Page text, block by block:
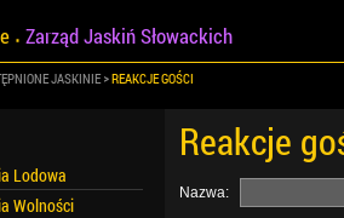
Zarząd Jaskiń Słowackich
JASKINIE REAKCJE GOŚCI
Reakcje
Nazwa:
Lodowa
Wolności